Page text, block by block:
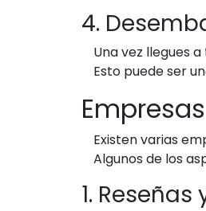
4.
Una vez llegues
Esto puede ser
Existen varias
Algunos de los
1.